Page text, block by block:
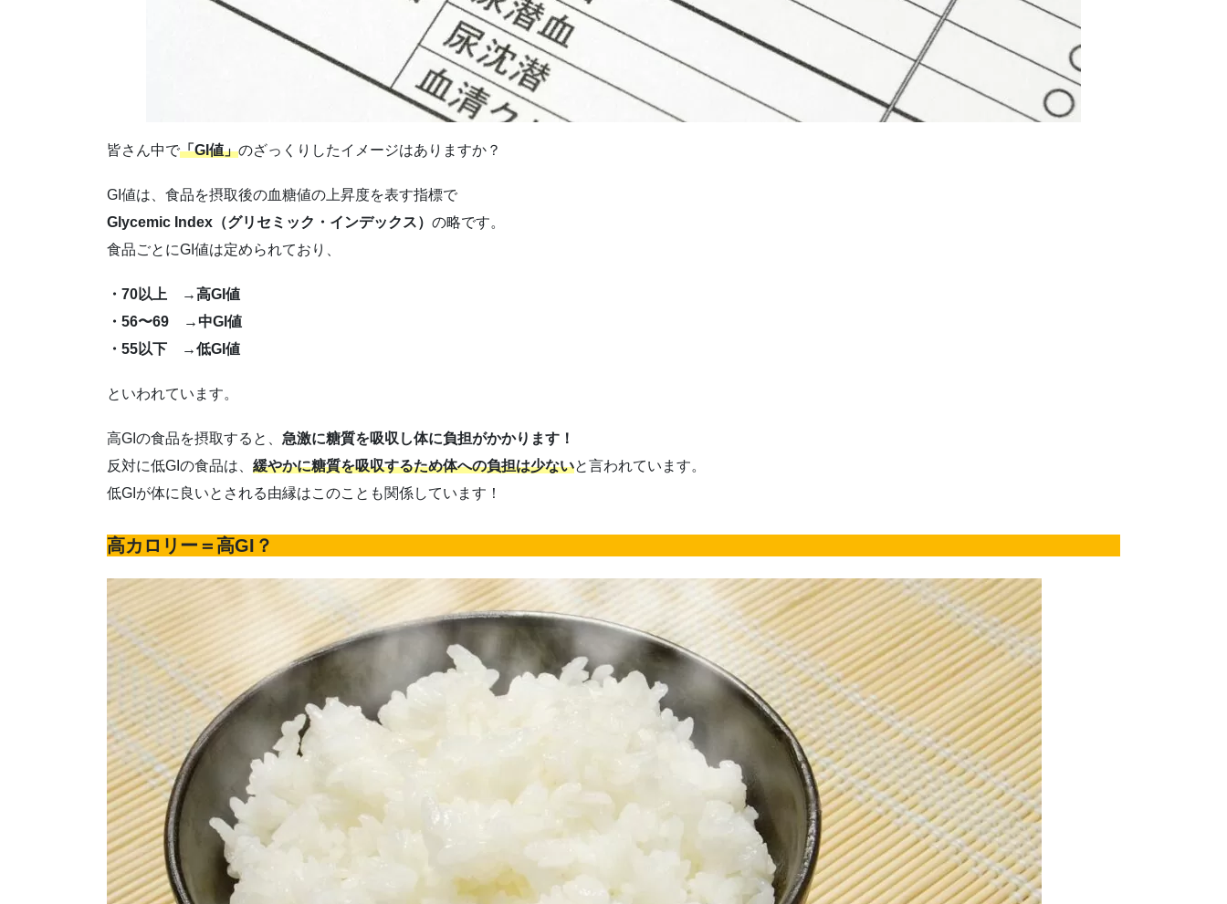
皆さん中で「GI値」のざっくりしたイメージはありますか？
GI値は、食品を摂取後の血糖値の上昇度を表す指標で
Glycemic Index（グリセミック・インデックス） の略です。
食品ごとにGI値は定められており、
・70以上 →高GI値
・56〜69 →中GI値
・55以下 →低GI値
といわれています。
高GIの食品を摂取すると、 急激に糖質を吸収し体に負担がかかります！
反対に低GIの食品は、 緩やかに糖質を吸収するため体への負担は少ないと言われています。
低GIが体に良いとされる由縁はこのことも関係しています！
高カロリー＝高GI？